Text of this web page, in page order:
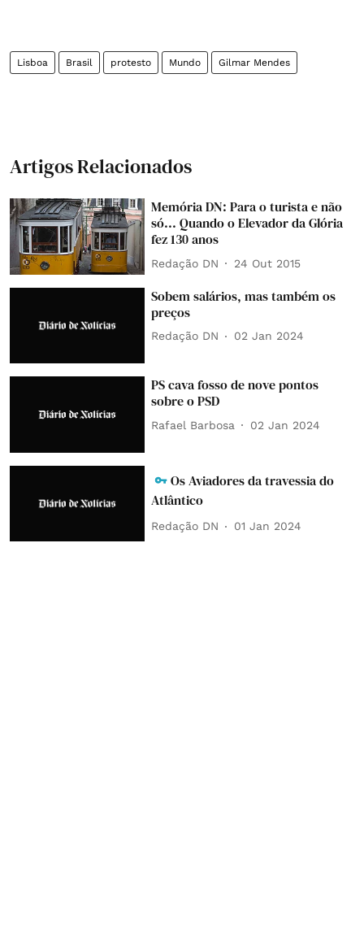
Lisboa Brasil protesto Mundo Gilmar Mendes
Artigos Relacionados
Memória DN: Para o turista e não
só... Quando o Elevador da Glória
fez 130 anos
Redação DN 24 Out 2015
Sobem salários, mas também os
preços
Redação DN 02 Jan 2024
PS cava fosso de nove pontos
sobre o PSD
Rafael Barbosa 02 Jan 2024
Os Aviadores da travessia do
Atlântico
Redação DN 01 Jan 2024